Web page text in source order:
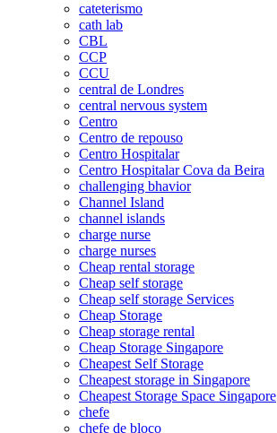
cateterismo
cath lab
CBL
CCP
CCU
central de Londres
central nervous system
Centro
Centro de repouso
Centro Hospitalar
Centro Hospitalar Cova da Beira
challenging bhavior
Channel Island
channel islands
charge nurse
charge nurses
Cheap rental storage
Cheap self storage
Cheap self storage Services
Cheap Storage
Cheap storage rental
Cheap Storage Singapore
Cheapest Self Storage
Cheapest storage in Singapore
Cheapest Storage Space Singapore
chefe
chefe de bloco